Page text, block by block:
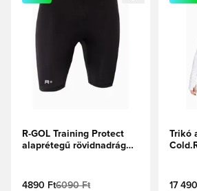
R-GOL Training Protect
alaprétegű rövidnadrág
4890 Ft6090 Ft
Trikó
17